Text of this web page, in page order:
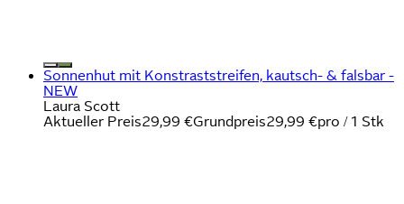
Sonnenhut mit Konstraststreifen, kautsch- & falsbar -
NEW
Laura Scott
Aktueller Preis29,99 €Grundpreis29,99 €pro / 1 Stk